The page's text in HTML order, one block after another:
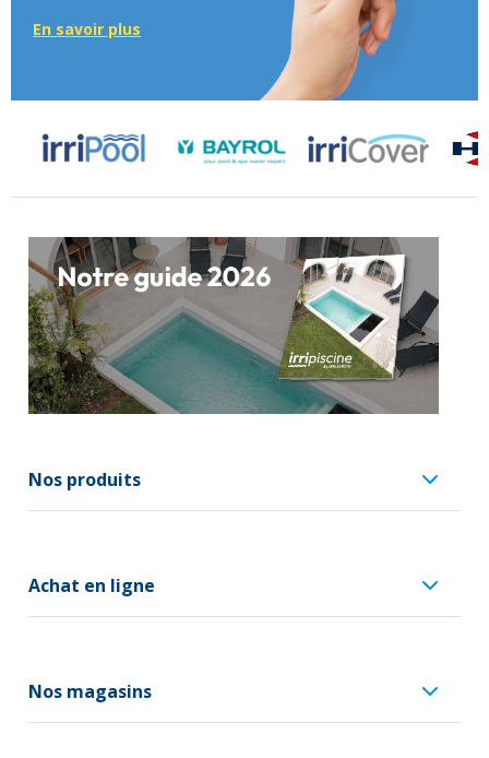
En savoir plus
Nos produits
Achat en ligne
Nos magasins